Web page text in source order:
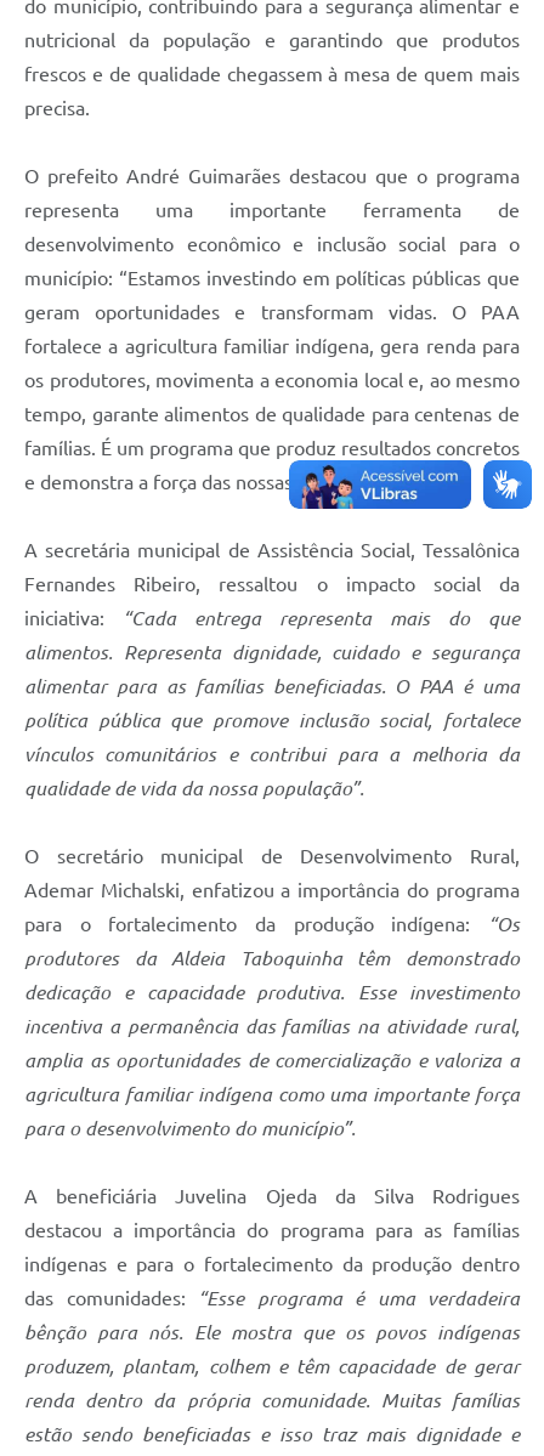
do município, contribuindo para a segurança alimentar e
nutricional da população e garantindo que produtos
frescos e de qualidade chegassem à mesa de quem mais
precisa.
O prefeito André Guimarães destacou que o programa
representa uma importante ferramenta de
desenvolvimento econômico e inclusão social para o
município: “Estamos investindo em políticas públicas que
geram oportunidades e transformam vidas. O PAA
fortalece a agricultura familiar indígena, gera renda para
os produtores, movimenta a economia local e, ao mesmo
tempo, garante alimentos de qualidade para centenas de
famílias. É um programa que produz resultados concretos
e demonstra a força das nossas comunidades”.
A secretária municipal de Assistência Social, Tessalônica
Fernandes Ribeiro, ressaltou o impacto social da
iniciativa:
“Cada entrega representa mais do que
alimentos. Representa dignidade, cuidado e segurança
alimentar para as famílias beneficiadas. O PAA é uma
política pública que promove inclusão social, fortalece
vínculos comunitários e contribui para a melhoria da
qualidade de vida da nossa população”.
O secretário municipal de Desenvolvimento Rural,
Ademar Michalski, enfatizou a importância do programa
para o fortalecimento da produção indígena:
“Os
produtores da Aldeia Taboquinha têm demonstrado
dedicação e capacidade produtiva. Esse investimento
incentiva a permanência das famílias na atividade rural,
amplia as oportunidades de comercialização e valoriza a
agricultura familiar indígena como uma importante força
para o desenvolvimento do município”.
A beneficiária Juvelina Ojeda da Silva Rodrigues
destacou a importância do programa para as famílias
indígenas e para o fortalecimento da produção dentro
das comunidades:
“Esse programa é uma verdadeira
bênção para nós. Ele mostra que os povos indígenas
produzem, plantam, colhem e têm capacidade de gerar
renda dentro da própria comunidade. Muitas famílias
estão sendo beneficiadas e isso traz mais dignidade e